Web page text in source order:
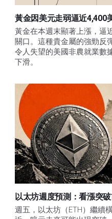
黃金因美元走弱逼近4,400
黃金在本週末顯著上漲，逼
關口。這種貴金屬的強勁反
令人失望的美國非農就業數
下滑。
以太坊週度預測：看漲突
週五，以太坊（ETH）繼續